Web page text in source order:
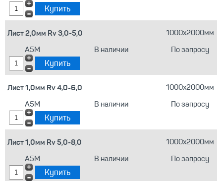
Лист 2,0мм Rv 3,0-5,0
1000х2000мм
А5М
В наличии По запросу
Лист 1,0мм Rv 4,0-6,0
1000х2000мм
А5М
В наличии По запросу
Лист 1,0мм Rv 5,0-8,0
1000х2000мм
А5М
В наличии По запросу